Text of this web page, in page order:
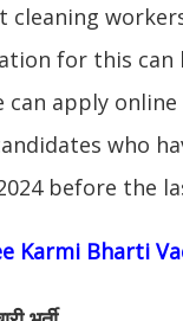
cleaning
for this can
apply
who
before the
Karmi Bharti